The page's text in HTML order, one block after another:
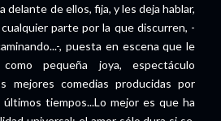
delante de ellos, fija, y les deja hablar,
parte por la que discurren, -
, puesta en escena que le
pequeña joya, espectáculo
mejores comedias producidas por
tiempos...Lo mejor es que ha